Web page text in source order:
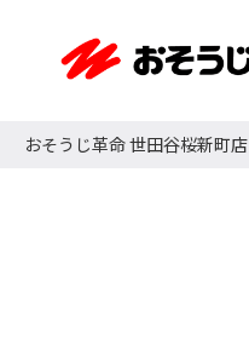
おそうじ革命 世田谷桜新町店